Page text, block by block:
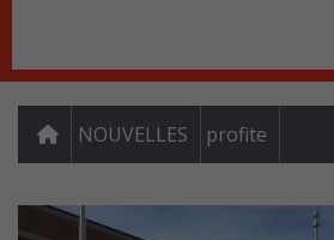
NOUVELLES profite